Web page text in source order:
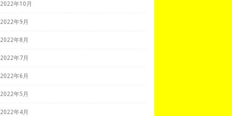
2022年10月
2022年9月
2022年8月
2022年7月
2022年6月
2022年5月
2022年4月